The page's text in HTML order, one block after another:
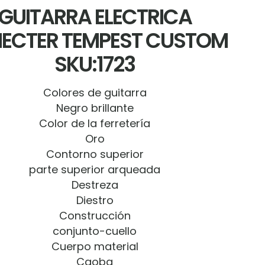
ELECTRICA
TEMPEST CUSTOM
SKU:1723
Colores de guitarra
Negro brillante
Color de la ferretería
Oro
Contorno superior
parte superior arqueada
Destreza
Diestro
Construcción
conjunto-cuello
Cuerpo material
Caoba